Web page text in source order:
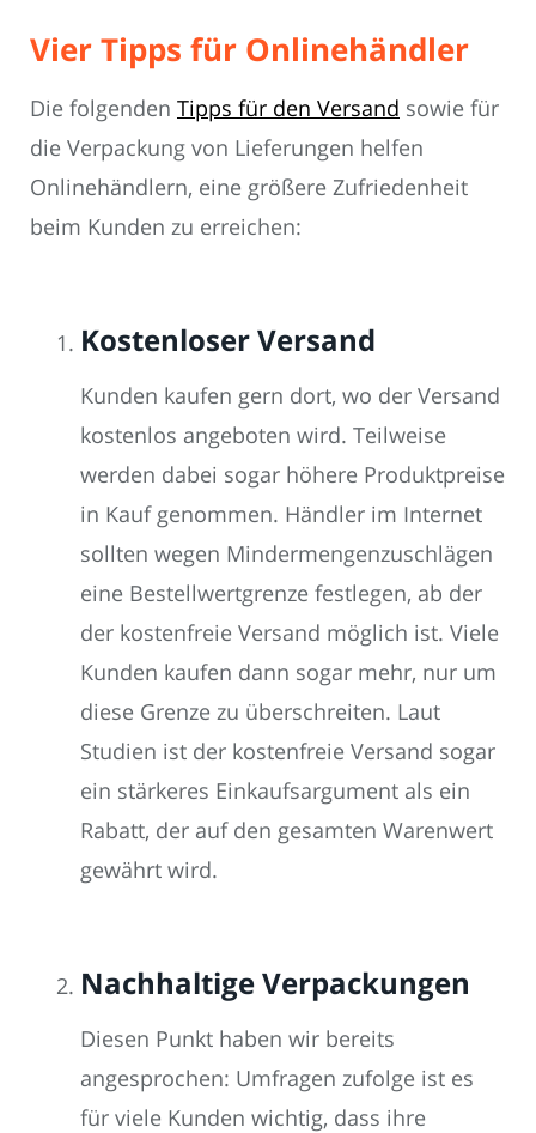
Vier Tipps für Onlinehändler
Die folgenden Tipps für den Versand sowie für
die Verpackung von Lieferungen helfen
Onlinehändlern, eine größere Zufriedenheit
beim Kunden zu erreichen:
Kostenloser Versand
Kunden kaufen gern dort, wo der Versand
kostenlos angeboten wird. Teilweise
werden dabei sogar höhere Produktpreise
in Kauf genommen. Händler im Internet
sollten wegen Mindermengenzuschlägen
eine Bestellwertgrenze festlegen, ab der
der kostenfreie Versand möglich ist. Viele
Kunden kaufen dann sogar mehr, nur um
diese Grenze zu überschreiten. Laut
Studien ist der kostenfreie Versand sogar
ein stärkeres Einkaufsargument als ein
Rabatt, der auf den gesamten Warenwert
gewährt wird.
Nachhaltige Verpackungen
Diesen Punkt haben wir bereits
angesprochen: Umfragen zufolge ist es
für viele Kunden wichtig, dass ihre